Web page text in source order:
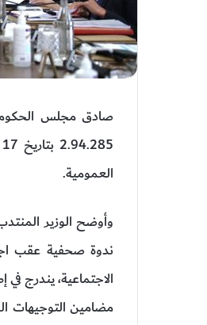
العمومية.
وأوضح الوزير
ندوة صحفية عقب
الاجتماعية، يندرج في
مضامين التوجيهات